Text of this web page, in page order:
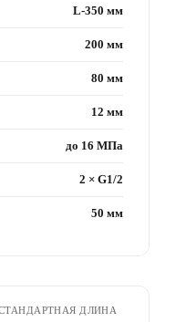
L-350 мм
200 мм
80 мм
12 мм
до 16 МПа
2 × G1/2
50 мм
ДЛИНА